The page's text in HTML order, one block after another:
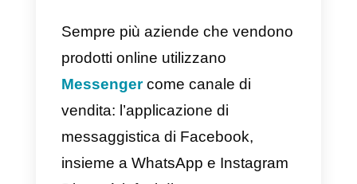
Facebook che porti
un utente a chattare
con la pagina su
Messenger?
Come personalizzare
un ad che abbia come
CTA l’inizio di una
chat su Messenger